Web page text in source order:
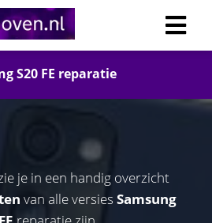
S20 FE reparatie
je in een handig overzicht
van alle versies Samsung